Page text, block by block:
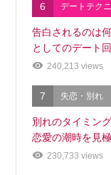
6 デートテク
告白されるのは
としてのデート
240,213 views
7 失恋・別れ
別れのタイミン
恋愛の潮時を見
230,733 views